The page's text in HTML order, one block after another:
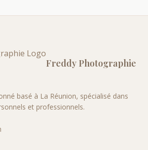
Freddy Photographie
basé à La Réunion, spécialisé dans
et professionnels.